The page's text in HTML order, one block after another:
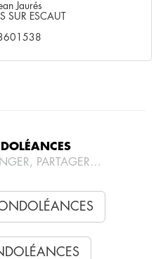
Jaurés
SUR ESCAUT
PARTAGER…